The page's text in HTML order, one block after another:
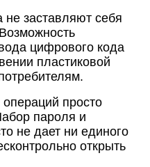
не заставляют себя
цифрового кода
пластиковой
просто
пароля и
не дает ни единого
открыть